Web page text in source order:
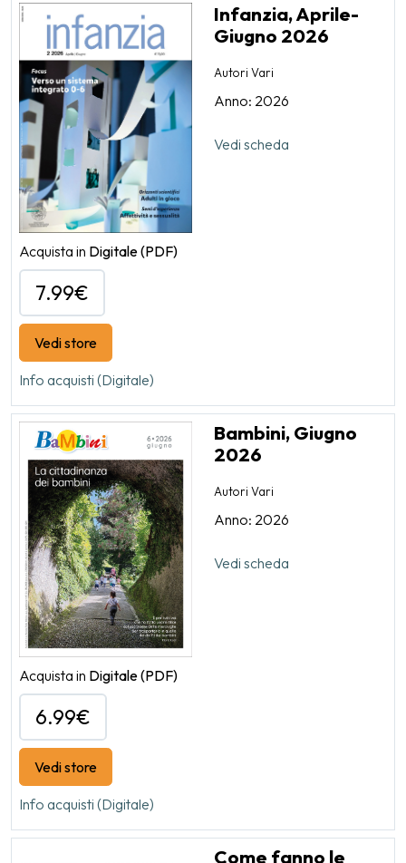
Infanzia, Aprile-
Giugno 2026
Autori Vari
Anno: 2026
Vedi scheda
Acquista in Digitale(PDF)
7.99€
Vedi store
Info acquisti (Digitale)
Bambini, Giugno
2026
Autori Vari
Anno: 2026
Vedi scheda
Acquista in Digitale(PDF)
6.99€
Vedi store
Info acquisti (Digitale)
Come fanno le